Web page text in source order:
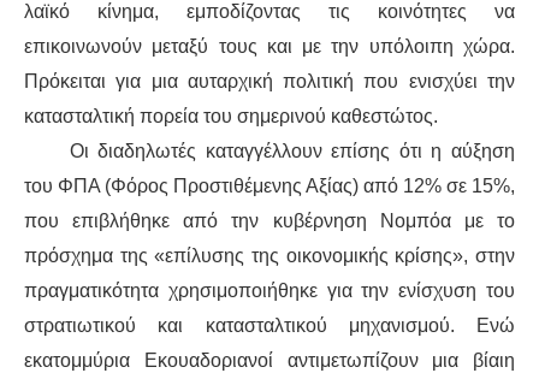
λαϊκό κίνημα, εμποδίζοντας τις κοινότητες να
επικοινωνούν μεταξύ τους και με την υπόλοιπη χώρα.
Πρόκειται για μια αυταρχική πολιτική που ενισχύει την
κατασταλτική πορεία του σημερινού καθεστώτος.
Οι διαδηλωτές καταγγέλλουν επίσης ότι η αύξηση
του ΦΠΑ (Φόρος Προστιθέμενης Αξίας) από 12% σε 15%,
που επιβλήθηκε από την κυβέρνηση Νομπόα με το
πρόσχημα της «επίλυσης της οικονομικής κρίσης», στην
πραγματικότητα χρησιμοποιήθηκε για την ενίσχυση του
στρατιωτικού και κατασταλτικού μηχανισμού. Ενώ
εκατομμύρια Εκουαδοριανοί αντιμετωπίζουν μια βίαιη